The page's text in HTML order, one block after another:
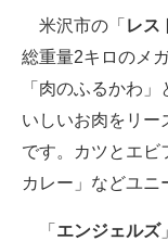
米沢市の「 レス
総重量2キロのメ
「肉のふるかわ
いしいお肉をリー
です。カツとエビ
カレー」などユニ
「 エンジェルズ